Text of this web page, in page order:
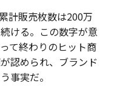
計販売枚数は200万
ける。この数字が意
て終わりのヒット商
認められ、ブランド
事実だ。